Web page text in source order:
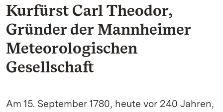
Kurfürst Carl Theodor,
Gründer der Mannheimer
Meteorologischen
Gesellschaft
Am 15. September 1780, heute vor 240 Jahren,